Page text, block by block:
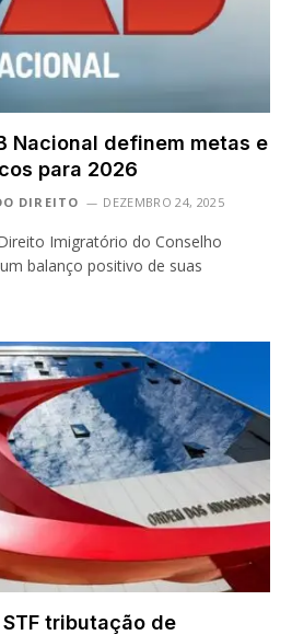
Nacional definem metas e
para 2026
DIREITO DEZEMBRO 24, 2025
Imigratório do Conselho
balanço positivo de suas
tributação de